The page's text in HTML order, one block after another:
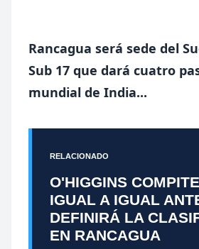
Rancagua será sede del
Sub 17 que dará cuatro
mundial de India...
RELACIONADO
O'HIGGINS
IGUAL A IGUAL
DEFINIRÁ LA
EN RANCAGUA